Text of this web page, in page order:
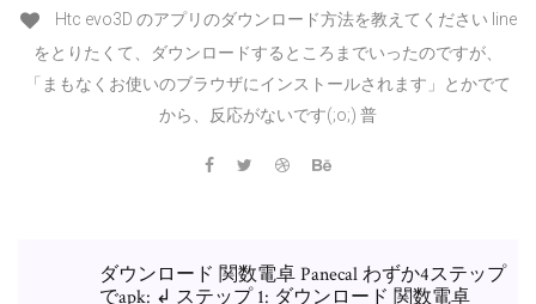
Htc evo3D のアプリのダウンロード方法を教えてください line
をとりたくて、ダウンロードするところまでいったのですが、
「まもなくお使いのブラウザにインストールされます」とかでて
から、反応がないです(;o;) 普
ダウンロード 関数電卓 Panecal わずか4ステップ
でapk: ↲ ステップ 1: ダウンロード 関数電卓